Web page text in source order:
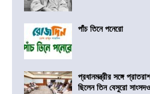
পাঁচ তিনে পনেরো
প্রধানমন্ত্রীর সঙ্গে
ছিলেন তিন বেসুরো সাংসদও